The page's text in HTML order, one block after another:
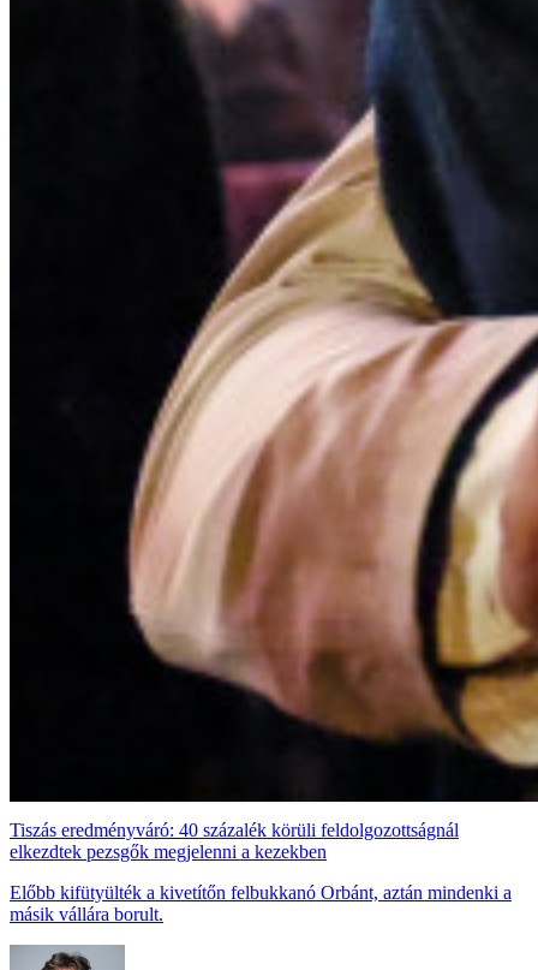
Tiszás eredményváró: 40 százalék körüli feldolgozottságnál
elkezdtek pezsgők megjelenni a kezekben
Előbb kifütyülték a kivetítőn felbukkanó Orbánt, aztán mindenki a
másik vállára borult.